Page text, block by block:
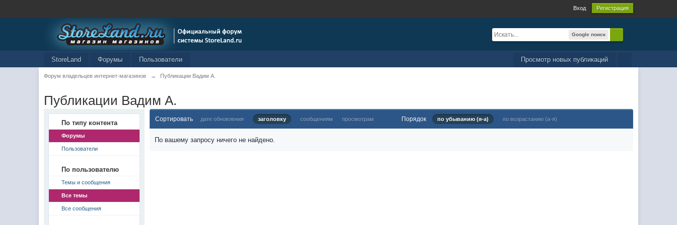
Вход Регистрация
Google поиск
Просмотр новых публикаций
StoreLand Форумы Пользователи
Форум владельцев интернет-магазинов → Публикации Вадим А.
Публикации Вадим А.
По типу контента
Форумы
Пользователи
По пользователю
Темы и сообщения
Все темы
Все сообщения
Сортировать дате обновления заголовку сообщениям просмотрам Порядок по убыванию (я-а) по возрастанию (а-я)
По вашему запросу ничего не найдено.